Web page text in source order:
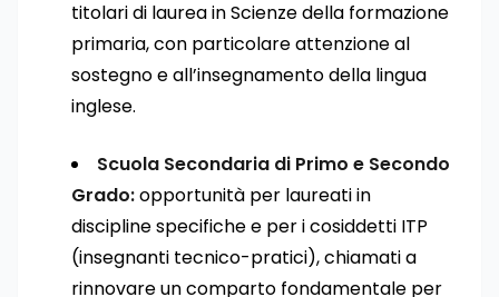
titolari di laurea in Scienze della formazione
primaria, con particolare attenzione al
sostegno e all’insegnamento della lingua
inglese.
Scuola Secondaria di Primo e Secondo
Grado:opportunità per laureati in
discipline specifiche e per i cosiddetti ITP
(insegnanti tecnico-pratici), chiamati a
rinnovare un comparto fondamentale per